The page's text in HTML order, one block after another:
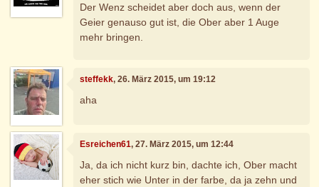
Der Wenz scheidet aber doch aus, wenn der
Geier genauso gut ist, die Ober aber 1 Auge
mehr bringen.
steffekk, 26. März 2015, um 19:12
aha
Esreichen61, 27. März 2015, um 12:44
Ja, da ich nicht kurz bin, dachte ich, Ober macht
eher stich wie Unter in der farbe, da ja zehn und